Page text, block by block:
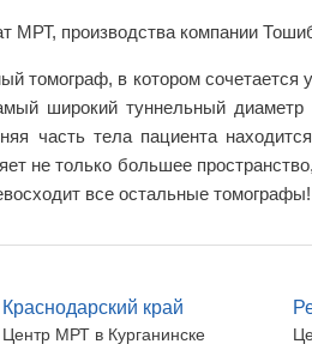
МРТ, производства компании
томограф, в котором
широкий туннельный диаметр
часть тела пациента
не только большее
все остальные томографы!
Краснодарский край
Центр МРТ в Курганинске